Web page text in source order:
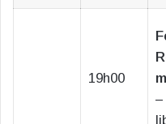
19h00
–